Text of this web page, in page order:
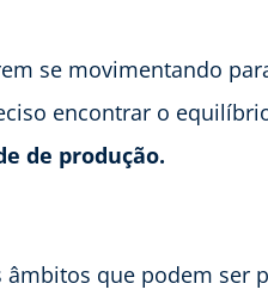
se movimentando
encontrar o
de produção.
que podem ser